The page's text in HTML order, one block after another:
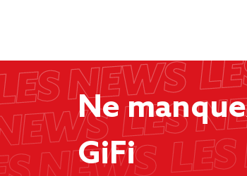
Ne
GiFi